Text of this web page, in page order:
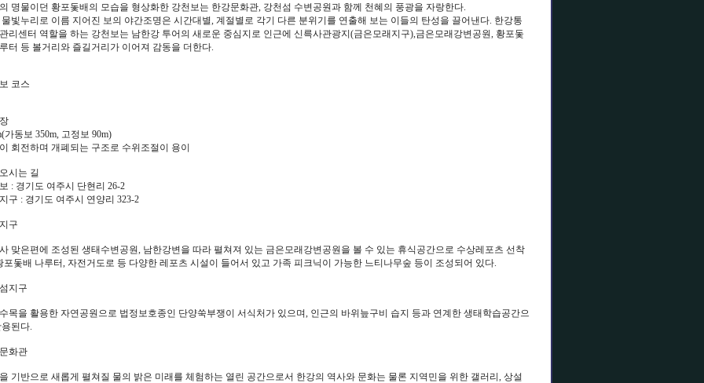
명물이던 황포돛배의 모습을 형상화한 강천보는 한강문화관, 강천섬 수변공원과 함께 천혜의 풍광을 자랑한다.
빛누리로 이름 지어진 보의 야간조명은 시간대별, 계절별로 각기 다른 분위기를 연출해 보는 이들의 탄성을 끌어낸다. 한강통
리센터 역할을 하는 강천보는 남한강 투어의 새로운 중심지로 인근에 신륵사관광지(금은모래지구),금은모래강변공원, 황포돛
터 등 볼거리와 즐길거리가 이어져 감동을 더한다.
코스
가동보 350m, 고정보 90m)
회전하며 개폐되는 구조로 수위조절이 용이
시는 길
: 경기도 여주시 단현리 26-2
구 : 경기도 여주시 연양리 323-2
구
맞은편에 조성된 생태수변공원, 남한강변을 따라 펼쳐져 있는 금은모래강변공원을 볼 수 있는 휴식공간으로 수상레포츠 선착
포돛배 나루터, 자전거도로 등 다양한 레포츠 시설이 들어서 있고 가족 피크닉이 가능한 느티나무숲 등이 조성되어 있다.
지구
목을 활용한 자연공원으로 법정보호종인 단양쑥부쟁이 서식처가 있으며, 인근의 바위늪구비 습지 등과 연계한 생태학습공간으
된다.
화관
기반으로 새롭게 펼쳐질 물의 밝은 미래를 체험하는 열린 공간으로서 한강의 역사와 문화는 물론 지역민을 위한 갤러리, 상설